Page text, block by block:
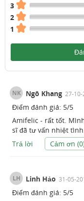
3
2
1
NK Ngô Khang 27-
Điểm đánh giá: 5/5
Amifelic - rất tốt.
sĩ đã tư vấn nhiệt
Trả lời
Cảm ơn (0
LH Linh Hảo 31-05-
Điểm đánh giá: 5/5